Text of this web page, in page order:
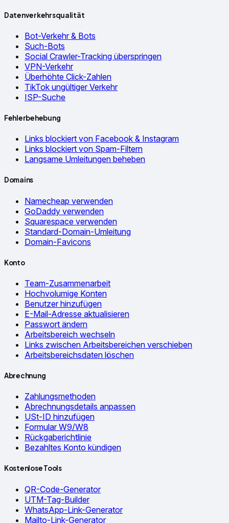
Datenverkehrsqualität
Bot-Verkehr & Bots
Such-Bots
Social Crawler-Tracking überspringen
VPN-Verkehr
Überhöhte Click-Zahlen
TikTok ungültiger Verkehr
ISP-Suche
Fehlerbehebung
Links blockiert von Facebook & Instagram
Links blockiert von Spam-Filtern
Langsame Umleitungen beheben
Domains
Namecheap verwenden
GoDaddy verwenden
Squarespace verwenden
Standard-Domain-Umleitung
Domain-Favicons
Konto
Team-Zusammenarbeit
Hochvolumige Konten
Benutzer hinzufügen
E-Mail-Adresse aktualisieren
Passwort ändern
Arbeitsbereich wechseln
Links zwischen Arbeitsbereichen verschieben
Arbeitsbereichsdaten löschen
Abrechnung
Zahlungsmethoden
Abrechnungsdetails anpassen
USt-ID hinzufügen
Formular W9/W8
Rückgaberichtlinie
Bezahltes Konto kündigen
Kostenlose Tools
QR-Code-Generator
UTM-Tag-Builder
WhatsApp-Link-Generator
Mailto-Link-Generator